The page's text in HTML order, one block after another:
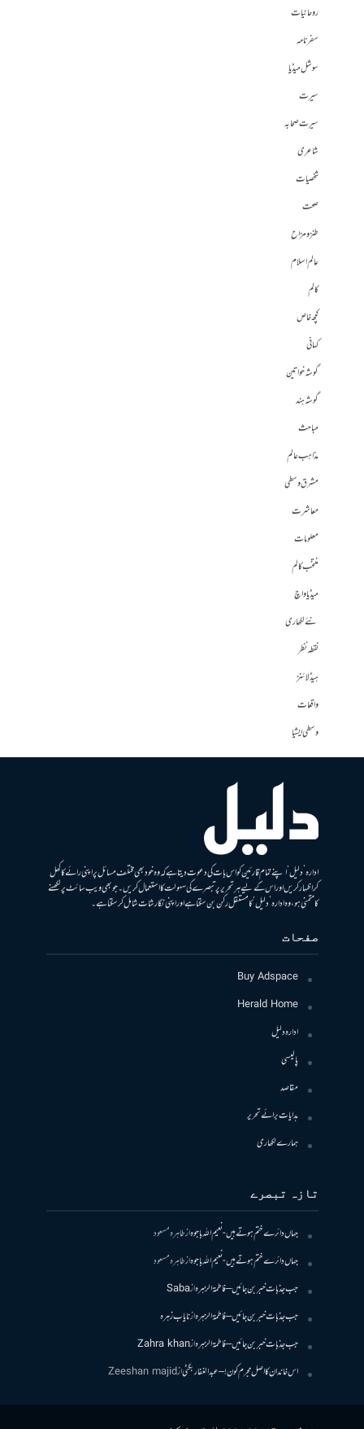
روحانیات
سفرنامہ
سوشل میڈیا
سیرت
سیرت صحابہ
شاعری
شخصیات
صحت
طنز و مزاح
عالم اسلام
کالم
کچھ خاص
کہانی
گوشہ خواتین
گوشہ ہند
مباحث
مذاہب عالم
مشرق وسطی
معاشرت
معلومات
منتخب کالم
میڈیا واچ
نئے لکھاری
نقطہ نظر
ہیڈلائنز
واقعات
وسطی ایشیا
ادارہ ’دلیل‘ اپنے تمام قارئین کو اس بات کی دعوت دیتا ہے کہ وہ خود بھی مختلف مسائل پر اپنی رائے کا کھل
کر اظہار کریں اور اس کے لیے ہر تحریر پر تبصرے کی سہولت کا استعمال کریں۔ جو بھی ویب سائٹ پر لکھنے
کا متمنی ہو، وہ ادارہ ’دلیل‘ کا مستقل رکن بن سکتا ہے اور اپنی نگارشات شامل کرسکتا ہے۔
صفحات
Buy Adspace
Herald Home
ادارہ دلیل
پالیسی
مقاصد
ہدایات برائے تحریر
ہمارے لکھاری
تازہ تبصرے
جہاں دائرے ختم ہوتے ہیں- نعیم اللہ باجوہازطاہرہ مسعود
جہاں دائرے ختم ہوتے ہیں- نعیم اللہ باجوہازطاہرہ مسعود
جب جذبات خبر بن جائیں – فاطمۃالزہرہازSaba
جب جذبات خبر بن جائیں – فاطمۃالزہرہازنایاب زہرہ
جب جذبات خبر بن جائیں – فاطمۃالزہرہازZahra khan
اس خاندان کا اصل مجرم کون! – عبدالغفار بگٹیازZeeshan majid